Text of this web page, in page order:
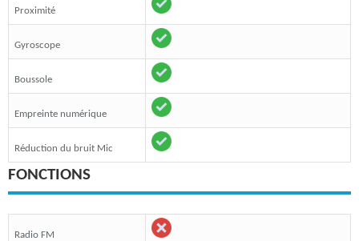
Proximité
Gyroscope
Boussole
Empreinte numérique
Réduction du bruit Mic
FONCTIONS
Radio FM